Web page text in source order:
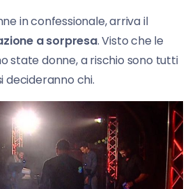
in confessionale, arriva il
a sorpresa. Visto che le
state donne, a rischio sono tutti
decideranno chi.